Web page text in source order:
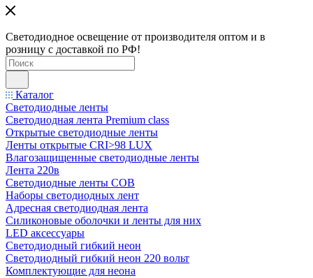
Светодиодное освещение от производителя оптом и в
розницу с доставкой по РФ!
Каталог
Светодиодные ленты
Светодиодная лента Premium class
Открытые светодиодные ленты
Ленты открытые CRI>98 LUX
Влагозащищенные светодиодные ленты
Лента 220в
Светодиодные ленты COB
Наборы светодиодных лент
Адресная светодиодная лента
Силиконовые оболочки и ленты для них
LED аксессуары
Светодиодный гибкий неон
Светодиодный гибкий неон 220 вольт
Комплектующие для неона